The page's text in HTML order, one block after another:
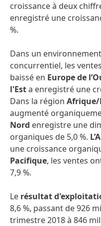
croissance à deux
enregistré une
%.
Dans un
concurrentiel, les
baissé en Europe de
l'Esta enregistré une
Dans la région
augmenté
Nord enregistre une
organiques de 5,0 %.
une croissance
Pacifique, les ventes
7,9 %.
Le résultat
8,6 %, passant de 926
trimestre 2018 à 846